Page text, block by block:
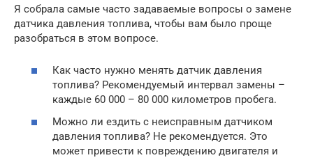
Я собрала самые часто задаваемые вопросы о замене
датчика давления топлива, чтобы вам было проще
разобраться в этом вопросе.
Как часто нужно менять датчик давления
топлива? Рекомендуемый интервал замены –
каждые 60 000 – 80 000 километров пробега.
Можно ли ездить с неисправным датчиком
давления топлива? Не рекомендуется. Это
может привести к повреждению двигателя и